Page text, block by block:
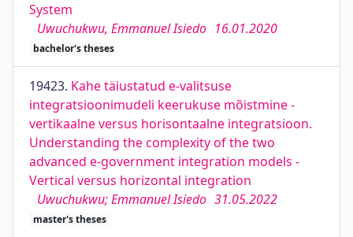
System
Uwuchukwu, Emmanuel Isiedo 16.01.2020
bachelor's theses
19423. Kahe täiustatud e-valitsuse
integratsioonimudeli keerukuse mõistmine -
vertikaalne versus horisontaalne integratsioon.
Understanding the complexity of the two
advanced e-government integration models -
Vertical versus horizontal integration
Uwuchukwu; Emmanuel Isiedo 31.05.2022
master's theses